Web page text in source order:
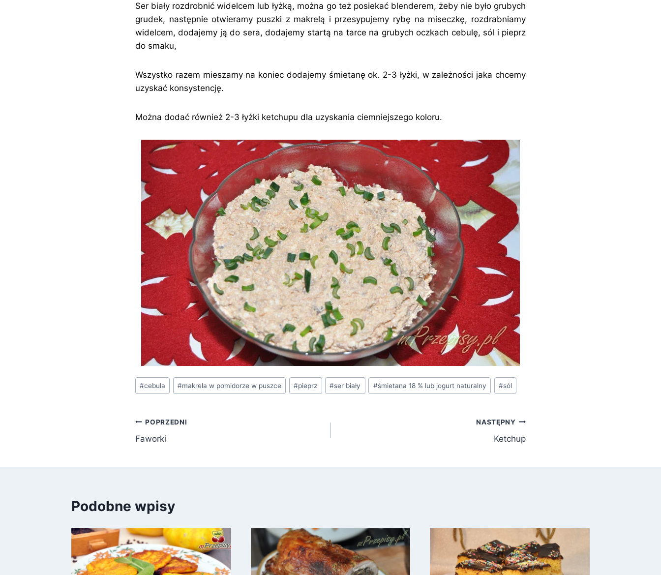
Ser biały rozdrobnić widelcem lub łyżką, można go też posiekać blenderem, żeby nie było grubych
grudek, następnie otwieramy puszki z makrelą i przesypujemy rybę na miseczkę, rozdrabniamy
widelcem, dodajemy ją do sera, dodajemy startą na tarce na grubych oczkach cebulę, sól i pieprz
do smaku,
Wszystko razem mieszamy na koniec dodajemy śmietanę ok. 2-3 łyżki, w zależności jaka chcemy
uzyskać konsystencję.
Można dodać również 2-3 łyżki ketchupu dla uzyskania ciemniejszego koloru.
Tagi
wpisu:
#cebula #makrela w pomidorze w puszce #pieprz #ser biały #śmietana 18 % lub jogurt naturalny #sól
Nawigacja
wpisu
POPRZEDNI
Faworki
NASTĘPNY
Ketchup
Podobne wpisy